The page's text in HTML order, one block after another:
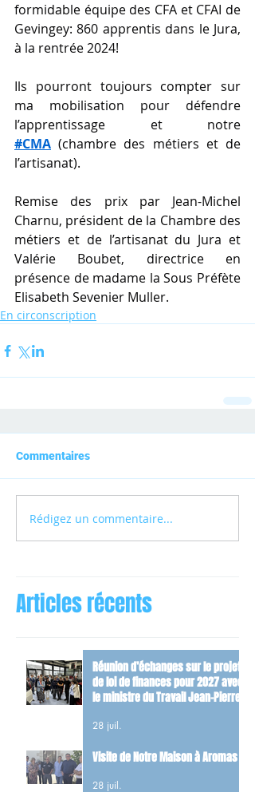
formidable équipe des CFA et CFAI de
Gevingey: 860 apprentis dans le Jura,
à la rentrée 2024!
Ils pourront toujours compter sur
ma mobilisation pour défendre
#CMA (chambre des métiers et de
l’artisanat).
Remise des prix par Jean-Michel
Charnu, président de la Chambre des
métiers et de l’artisanat du Jura et
Valérie Boubet, directrice en
présence de madame la Sous Préfète
Elisabeth Sevenier Muller.
En circonscription
Commentaires
Rédigez un commentaire...
Articles récents
Réunion d’échanges sur le projet
de loi de finances pour 2027 avec
le ministre du Travail Jean-Pierre
28 juil.
Visite de Notre Maison à Aromas
28 juil.